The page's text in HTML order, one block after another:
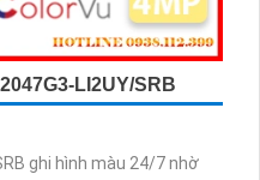
LI2UY/SRB
ghi hình màu 24/7 nhờ